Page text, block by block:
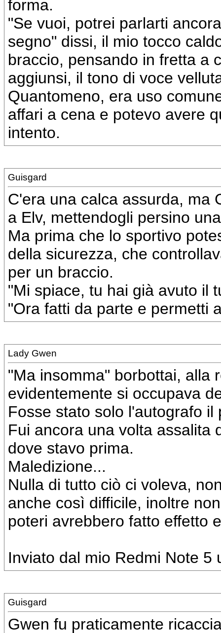
forma.
"Se vuoi, potrei parlarti
segno" dissi, il mio tocco
braccio, pensando in fretta a
aggiunsi, il tono di voce
Quantomeno, era uso
affari a cena e potevo avere
intento.
Guisgard
C'era una calca assurda, ma
a Elv, mettendogli persino
Ma prima che lo sportivo
della sicurezza, che
per un braccio.
"Mi spiace, tu hai già avuto il
"Ora fatti da parte e permetti
Lady Gwen
"Ma insomma" borbottai, alla
evidentemente si occupava
Fosse stato solo l'autografo il
Fui ancora una volta assalita
dove stavo prima.
Maledizione...
Nulla di tutto ciò ci voleva,
anche così difficile, inoltre
poteri avrebbero fatto effetto
Inviato dal mio Redmi Note 5
Guisgard
Gwen fu praticamente